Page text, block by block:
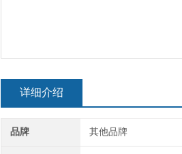
详细介绍
品牌 其他品牌